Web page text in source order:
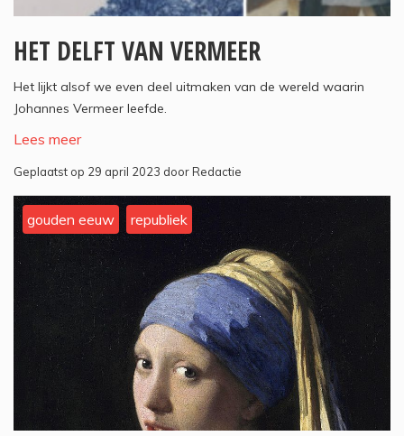
HET DELFT VAN VERMEER
Het lijkt alsof we even deel uitmaken van de wereld waarin
Johannes Vermeer leefde.
Lees meer
Geplaatst op 29 april 2023 door Redactie
gouden eeuw republiek